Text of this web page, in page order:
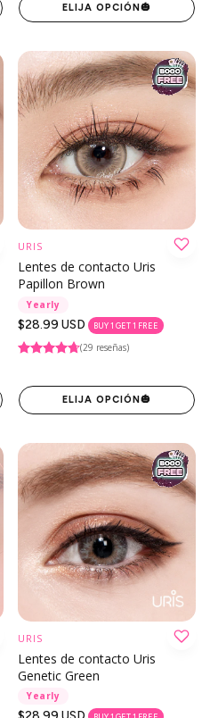
ELIJA OPCIÓN 🎃
URIS
Lentes de contacto Uris
Papillon Brown
Yearly
Precio
regular
$28.99 USD BUY 1 GET 1 FREE
(29 reseñas)
ELIJA OPCIÓN🎃
URIS
Lentes de contacto Uris
Genetic Green
Yearly